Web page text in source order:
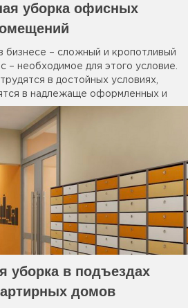
уборка офисных
бизнесе – сложный и кропотливый
– необходимое для этого условие.
в достойных условиях,
в надлежаще оформленных и
залах, а клиентов встречает
– немалая доля успеха уже
обеспечена.
уборка в подъездах
домов